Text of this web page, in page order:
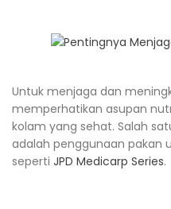
Untuk menjaga dan
memperhatikan asupan
kolam yang sehat. Salah
adalah penggunaan pakan
seperti JPD Medicarp Series.